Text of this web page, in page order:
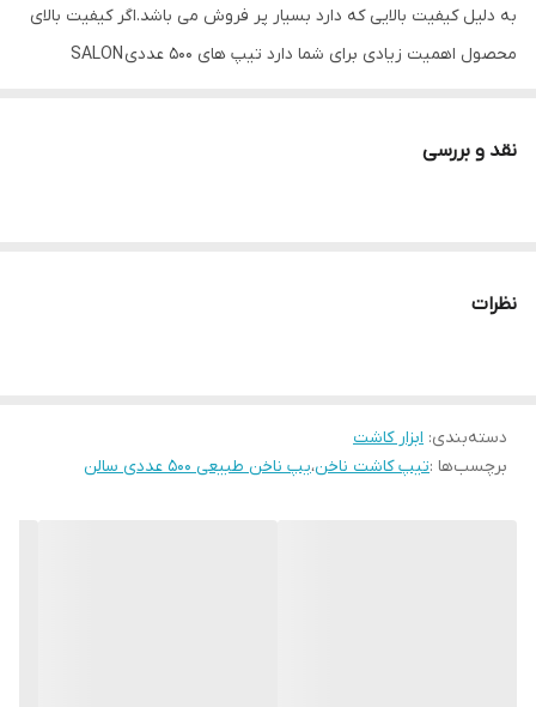
به دلیل کیفیت بالایی که دارد بسیار پر فروش می باشد.اگر کیفیت بالای
محصول اهمیت زیادی برای شما دارد تیپ های 500 عددی SALON
نقد و بررسی
نظرات
دسته‌بندی: ابزار کاشت
برچسب‌ها :تیپ کاشت ناخن،یپ ناخن طبیعی 500 عددی سالن